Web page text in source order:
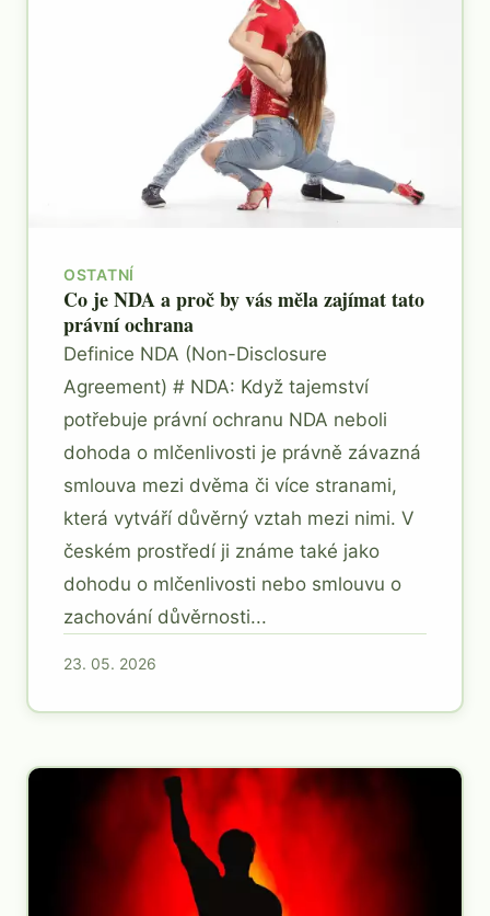
OSTATNÍ
Co je NDA a proč by vás měla zajímat tato
právní ochrana
Definice NDA (Non-Disclosure
Agreement) # NDA: Když tajemství
potřebuje právní ochranu NDA neboli
dohoda o mlčenlivosti je právně závazná
smlouva mezi dvěma či více stranami,
která vytváří důvěrný vztah mezi nimi. V
českém prostředí ji známe také jako
dohodu o mlčenlivosti nebo smlouvu o
zachování důvěrnosti...
23. 05. 2026